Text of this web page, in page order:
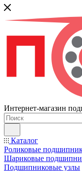
Интернет-магазин
Каталог
Роликовые
Шариковые
Подшипниковые узлы